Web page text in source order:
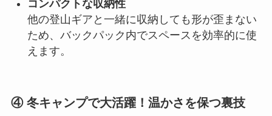
コンパクトな収納性
他の登山ギアと一緒に収納しても形が歪まない
ため、バックパック内でスペースを効率的に使
えます。
④ 冬キャンプで大活躍！温かさを保つ裏技